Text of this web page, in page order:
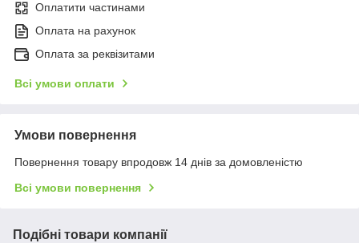
Оплатити частинами
Оплата на рахунок
Оплата за реквізитами
Всі умови оплати
Умови повернення
Повернення товару впродовж 14 днів за домовленістю
Всі умови повернення
Подібні товари компанії